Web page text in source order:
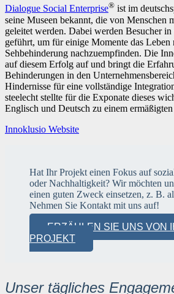
Dialogue Social Enterprise® ist im
seine Museen bekannt, die von Menschen
geleitet werden. Dabei werden Besucher
geführt, um für einige Momente das Leben
Sehbehinderung nachzuempfinden. Die
auf diesem Erfolg auf und bringt die
Behinderungen in den
Hindernisse für eine vollständige
steelecht stellte für die Exponate dieses
Englisch und Deutsch zu einem ermäßigten
Innoklusio Website
Hat Ihr Projekt einen Fokus auf
oder Nachhaltigkeit? Wir möchten
einen guten Zweck einsetzen, z. B.
Nehmen Sie Kontakt mit uns auf!
ERZÄHLEN SIE UNS VON
PROJEKT
Unser tägliches